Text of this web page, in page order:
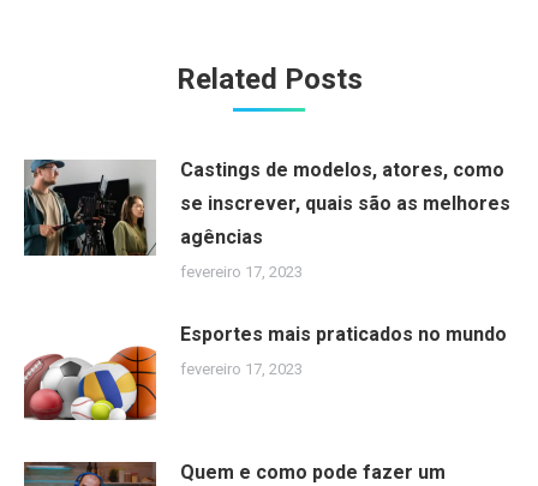
Related Posts
Castings de modelos, atores, como
se inscrever, quais são as melhores
agências
fevereiro 17, 2023
Esportes mais praticados no mundo
fevereiro 17, 2023
Quem e como pode fazer um